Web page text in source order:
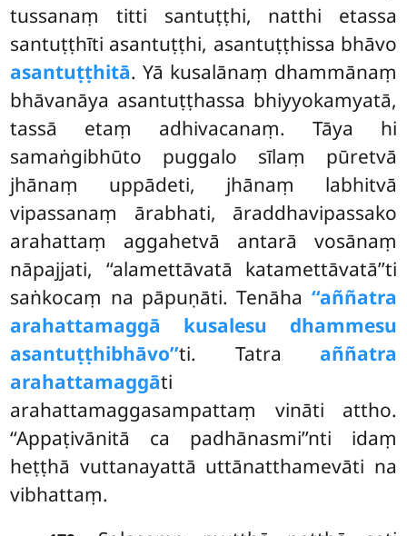
tussanaṃ titti santuṭṭhi, natthi etassa
santuṭṭhīti asantuṭṭhi, asantuṭṭhissa bhāvo
asantuṭṭhitā. Yā kusalānaṃ dhammānaṃ
bhāvanāya asantuṭṭhassa bhiyyokamyatā,
tassā etaṃ adhivacanaṃ. Tāya hi
samaṅgibhūto puggalo sīlaṃ pūretvā
jhānaṃ uppādeti, jhānaṃ labhitvā
vipassanaṃ ārabhati, āraddhavipassako
arahattaṃ aggahetvā antarā vosānaṃ
nāpajjati, ‘‘alamettāvatā katamettāvatā’’ti
saṅkocaṃ na pāpuṇāti. Tenāha ‘‘aññatra
arahattamaggā kusalesu dhammesu
asantuṭṭhibhāvo’’ti. Tatra aññatra
arahattamaggāti
arahattamaggasampattaṃ vināti attho.
‘‘Appaṭivānitā ca padhānasmi’’nti idaṃ
heṭṭhā vuttanayattā uttānatthamevāti na
vibhattaṃ.